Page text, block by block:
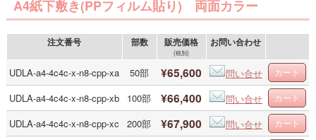
A4紙下敷き(PPフィルム貼り) 両面カラー
注文番号 部数 販売価格
(税別)
お問い合わせ
UDLA-a4-4c4c-x-n8-cpp-xa 50部 ¥65,600
問い合せ
UDLA-a4-4c4c-x-n8-cpp-xb
100部 ¥66,400
問い合せ
UDLA-a4-4c4c-x-n8-cpp-xc
200部 ¥67,900
問い合せ